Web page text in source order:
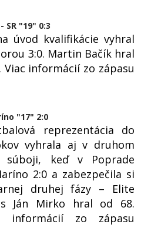
SR "19" 0:3
úvod kvalifikácie vyhral
3:0. Martin Bačík hral
Viac informácií zo zápasu
"17" 2:0
reprezentácia do
vyhrala aj v druhom
súboji, keď v Poprade
2:0 a zabezpečila si
druhej fázy – Elite
Ján Mirko hral od 68.
informácií zo zápasu